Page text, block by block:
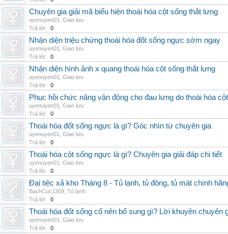
Chuyên gia giải mã biểu hiện thoái hóa cột sống thắt lưng
uyenuyen01
Giao lưu
Trả lời:
0
Nhận diện triệu chứng thoái hóa đốt sống ngực sớm ngay
uyenuyen01
Giao lưu
Trả lời:
0
Nhận diện hình ảnh x quang thoái hóa cột sống thắt lưng
uyenuyen01
Giao lưu
Trả lời:
0
Phục hồi chức năng vận động cho đau lưng do thoái hóa
uyenuyen01
Giao lưu
Trả lời:
0
Thoái hóa đốt sống ngực là gì? Góc nhìn từ chuyên gia
uyenuyen01
Giao lưu
Trả lời:
0
Thoái hóa cột sống ngực là gì? Chuyên gia giải đáp chi tiết
uyenuyen01
Giao lưu
Trả lời:
0
Đại tiệc xả kho Tháng 8 - Tủ lạnh, tủ đông, tủ mát chính
BachCuc1309 Tủ lạnh
Trả lời:
0
Thoái hóa đốt sống cổ nên bổ sung gì? Lời khuyên chuyên
uyenuyen01
Giao lưu
Trả lời:
0